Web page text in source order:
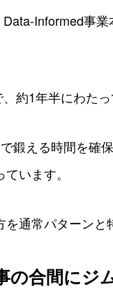
Informed事
約1年半にわた
鍛える時間を確
います。
通常パターンと
の合間にジ